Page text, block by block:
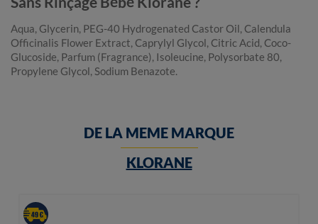
Aqua, Glycerin, PEG-40 Hydrogenated Castor Oil, Calendula
Officinalis Flower Extract, Caprylyl Glycol, Citric Acid, Coco-
Glucoside, Parfum (Fragrance), Isoleucine, Polysorbate 80,
Propylene Glycol, Sodium Benazote.
DE LA MEME MARQUE
KLORANE